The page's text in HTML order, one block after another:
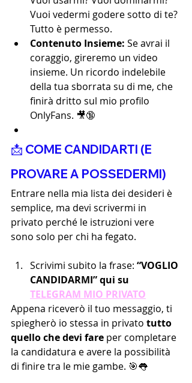
Vuoi vedermi godere sotto di te?
Tutto è permesso.
Contenuto Insieme: Se avrai il
coraggio, gireremo un video
insieme. Un ricordo indelebile
della tua sborrata su di me, che
finirà dritto sul mio profilo
OnlyFans. 🎥🔞
📩 COME CANDIDARTI (E
PROVARE A POSSEDERMI)
Entrare nella mia lista dei desideri è
semplice, ma devi scrivermi in
privato perché le istruzioni vere
sono solo per chi ha fegato.
Scrivimi subito la frase: “VOGLIO
CANDIDARMI” qui su
TELEGRAM MIO PRIVATO
Appena riceverò il tuo messaggio, ti
spiegherò io stessa in privato tutto
quello che devi fare per completare
la candidatura e avere la possibilità
di finire tra le mie gambe. 🎯👅